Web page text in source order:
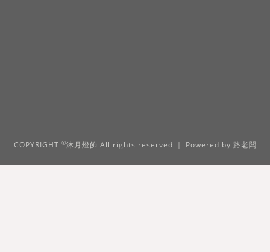
COPYRIGHT ©沐月燈飾 All rights reserved ｜ Powered by 路老闆